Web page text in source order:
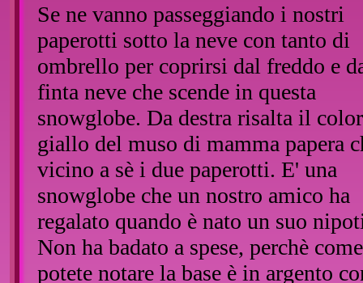
Se ne vanno passeggiando i nostri
paperotti sotto la neve con tanto di
ombrello per coprirsi dal freddo e
finta neve che scende in questa
snowglobe. Da destra risalta il
giallo del muso di mamma papera
vicino a sè i due paperotti. E' una
snowglobe che un nostro amico ha
regalato quando è nato un suo
Non ha badato a spese, perchè
potete notare la base è in argento